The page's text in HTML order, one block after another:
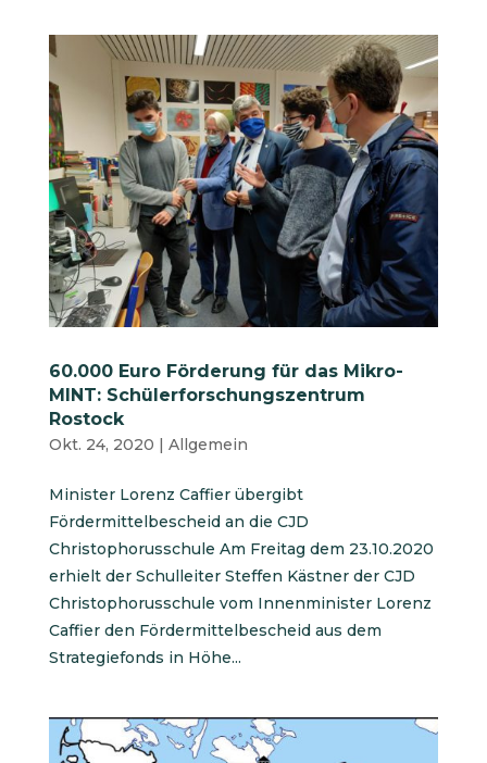
60.000 Euro Förderung für das Mikro-
MINT: Schülerforschungszentrum
Rostock
Okt. 24, 2020 | Allgemein
Minister Lorenz Caffier übergibt
Fördermittelbescheid an die CJD
Christophorusschule Am Freitag dem 23.10.2020
erhielt der Schulleiter Steffen Kästner der CJD
Christophorusschule vom Innenminister Lorenz
Caffier den Fördermittelbescheid aus dem
Strategiefonds in Höhe...